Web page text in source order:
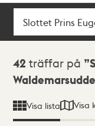
Sök
Sökresultat
42 träffar på
Waldemarsudde
Visa lista Visa